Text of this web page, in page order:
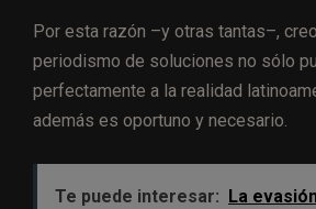
Por esta razón –y otras tantas–,
periodismo de soluciones no sólo
perfectamente a la realidad
además es oportuno y necesario.
Te puede interesar: La